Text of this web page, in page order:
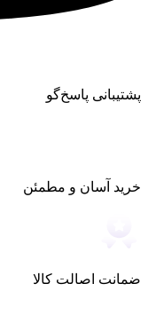
پشتیبانی پاسخ‌گو
خرید آسان و مطمئن
ضمانت اصالت کالا